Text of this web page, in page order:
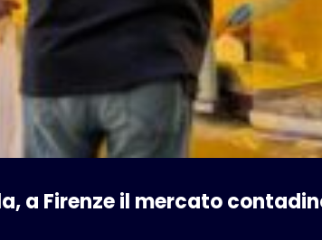
a Firenze il mercato